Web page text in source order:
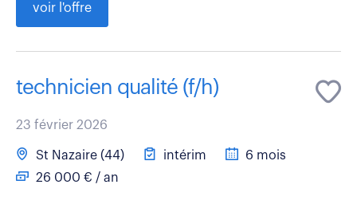
voir l'offre
technicien qualité (f/h)
23 février 2026
St Nazaire (44) intérim
6 mois
26 000 € / an